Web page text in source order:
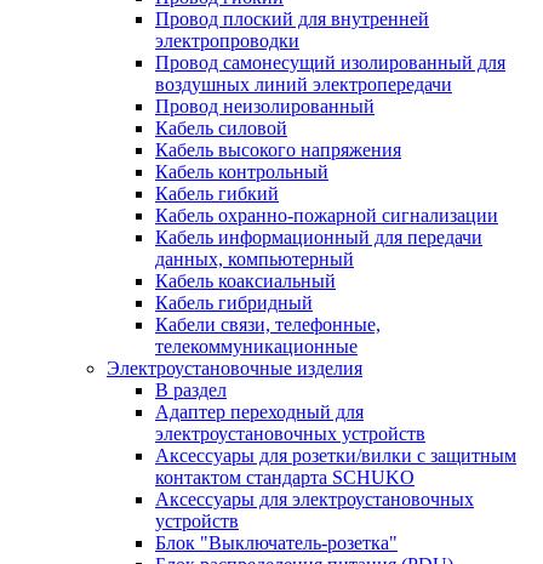
Провод плоский для внутренней
электропроводки
Провод самонесущий изолированный для
воздушных линий электропередачи
Провод неизолированный
Кабель силовой
Кабель высокого напряжения
Кабель контрольный
Кабель гибкий
Кабель охранно-пожарной сигнализации
Кабель информационный для передачи
данных, компьютерный
Кабель коаксиальный
Кабель гибридный
Кабели связи, телефонные,
телекоммуникационные
Электроустановочные изделия
В раздел
Адаптер переходный для
электроустановочных устройств
Аксессуары для розетки/вилки с защитным
контактом стандарта SCHUKO
Аксессуары для электроустановочных
устройств
Блок "Выключатель-розетка"